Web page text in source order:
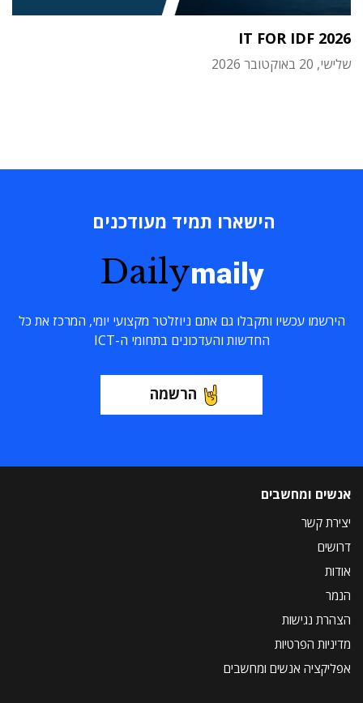
IT FOR IDF 2026
שלישי, 20 באוקטובר 2026
הישארו תמיד מעודכנים
Dailymaily
הירשמו עכשיו ותקבלו גם אתם ניוזלטר מקצועי יומי, המרכז את כל
החדשות והעדכונים בתחומי ה-ICT
הרשמה
אנשים ומחשבים
יצירת קשר
דרושים
אודות
הנמר
הצהרת נגישות
מדיניות הפרטיות
אפליקציה אנשים ומחשבים